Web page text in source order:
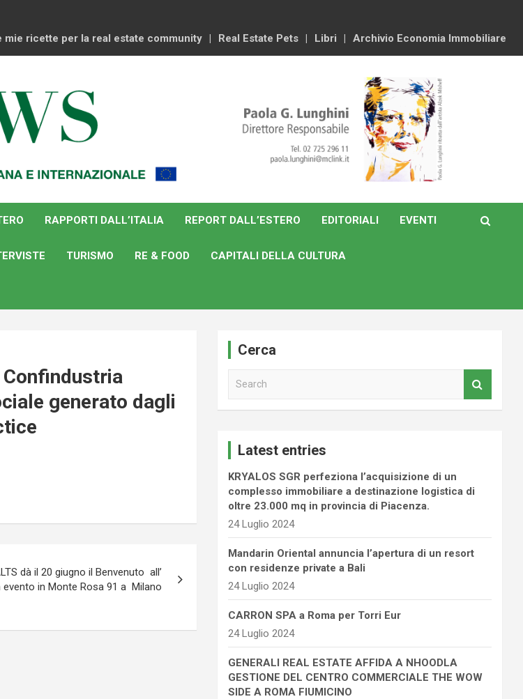
mie ricette per la real estate community Real Estate Pets Libri Archivio Economia Immobiliare
RAPPORTI DALL’ITALIA REPORT DALL’ESTERO EDITORIALI EVENTI
TURISMO RE & FOOD CAPITALI DELLA CULTURA
generato dagli
dà il 20 giugno il Benvenuto all’
in Monte Rosa 91 a Milano
Cerca
Latest entries
KRYALOS SGR perfeziona l’acquisizione di un
complesso immobiliare a destinazione logistica di
oltre 23.000 mq in provincia di Piacenza.
24 Luglio 2024
Mandarin Oriental annuncia l’apertura di un resort
con residenze private a Bali
24 Luglio 2024
CARRON SPA a Roma per Torri Eur
24 Luglio 2024
GENERALI REAL ESTATE AFFIDA A NHOODLA
GESTIONE DEL CENTRO COMMERCIALE THE WOW
SIDE A ROMA FIUMICINO